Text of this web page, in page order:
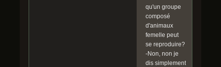
qu'un groupe
composé
d'animaux
femelle peut
se reproduire?
-Non, non je
dis simplement